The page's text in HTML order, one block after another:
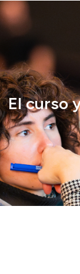
El curso